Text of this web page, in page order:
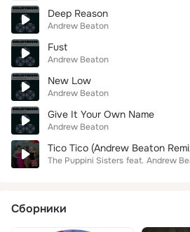
Deep Reason
Andrew Beaton
Fust
Andrew Beaton
New Low
Andrew Beaton
Give It Your Own Name
Andrew Beaton
Tico Tico (Andrew Beaton
The Puppini Sisters feat. Andrew
Сборники